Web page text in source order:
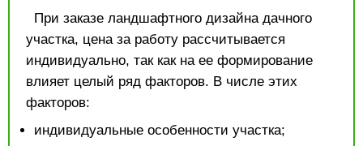
При заказе ландшафтного дизайна дачного
участка, цена за работу рассчитывается
индивидуально, так как на ее формирование
влияет целый ряд факторов. В числе этих
факторов:
индивидуальные особенности участка;